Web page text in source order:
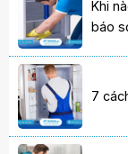
Khi
báo
7